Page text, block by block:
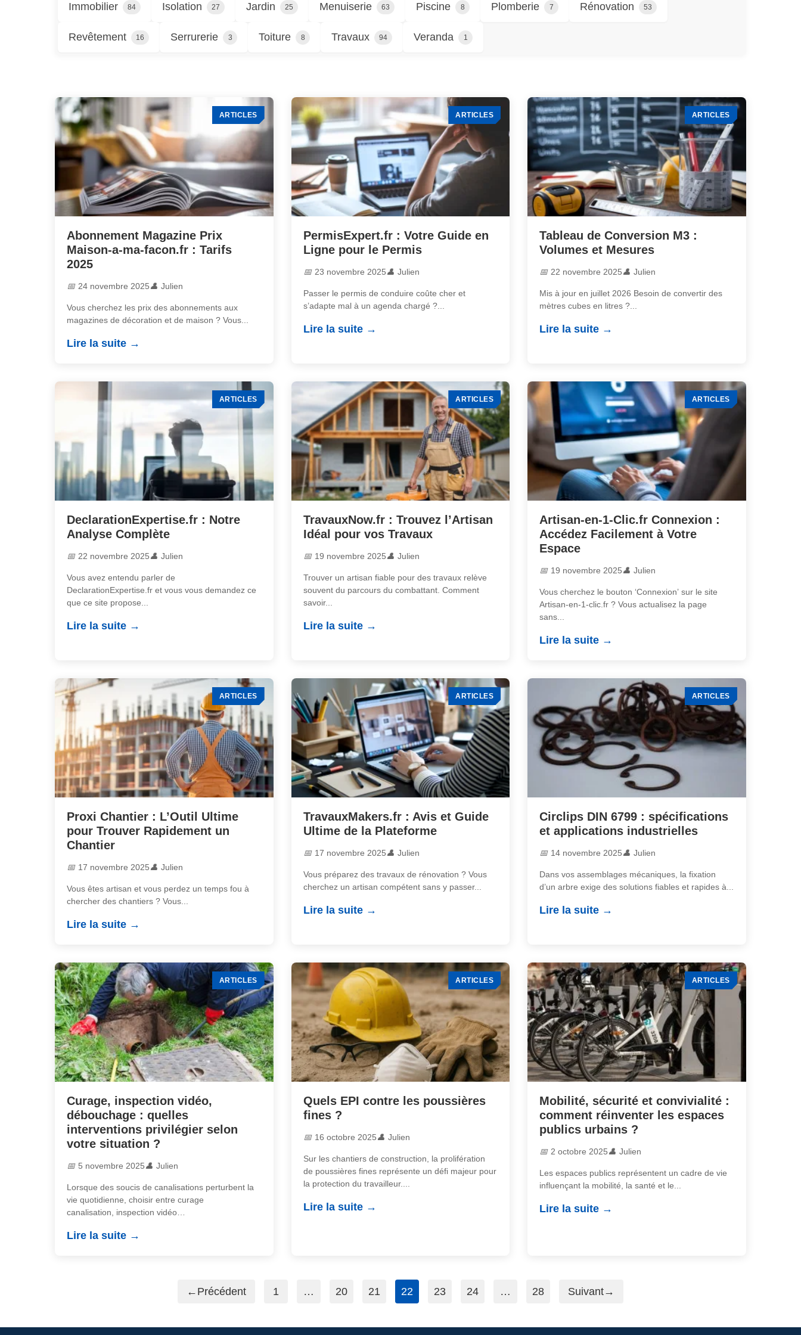
Immobilier 84 Isolation 27 Jardin 25 Menuiserie 63 Piscine 8 Plomberie 7 Rénovation 53
Revêtement 16 Serrurerie 3 Toiture 8 Travaux 94 Veranda 1
ARTICLES
Abonnement Magazine Prix
Maison-a-ma-facon.fr : Tarifs
2025
24 novembre 2025 Julien
Vous cherchez les prix des abonnements aux
magazines de décoration et de maison ? Vous...
Lire la suite
ARTICLES
PermisExpert.fr : Votre Guide en
Ligne pour le Permis
23 novembre 2025 Julien
Passer le permis de conduire coûte cher et
s’adapte mal à un agenda chargé ?...
Lire la suite
ARTICLES
Tableau de Conversion M3 :
Volumes et Mesures
22 novembre 2025 Julien
Mis à jour en juillet 2026 Besoin de convertir des
mètres cubes en litres ?...
Lire la suite
ARTICLES
DeclarationExpertise.fr : Notre
Analyse Complète
22 novembre 2025 Julien
Vous avez entendu parler de
DeclarationExpertise.fr et vous vous demandez ce
que ce site propose...
Lire la suite
ARTICLES
TravauxNow.fr : Trouvez l’Artisan
Idéal pour vos Travaux
19 novembre 2025 Julien
Trouver un artisan fiable pour des travaux relève
souvent du parcours du combattant. Comment
savoir...
Lire la suite
ARTICLES
Artisan-en-1-Clic.fr Connexion :
Accédez Facilement à Votre
Espace
19 novembre 2025 Julien
Vous cherchez le bouton ‘Connexion’ sur le site
Artisan-en-1-clic.fr ? Vous actualisez la page
sans...
Lire la suite
ARTICLES
Proxi Chantier : L’Outil Ultime
pour Trouver Rapidement un
Chantier
17 novembre 2025 Julien
Vous êtes artisan et vous perdez un temps fou à
chercher des chantiers ? Vous...
Lire la suite
ARTICLES
TravauxMakers.fr : Avis et Guide
Ultime de la Plateforme
17 novembre 2025 Julien
Vous préparez des travaux de rénovation ? Vous
cherchez un artisan compétent sans y passer...
Lire la suite
ARTICLES
Circlips DIN 6799 : spécifications
et applications industrielles
14 novembre 2025 Julien
Dans vos assemblages mécaniques, la fixation
d’un arbre exige des solutions fiables et rapides à...
Lire la suite
ARTICLES
Curage, inspection vidéo,
débouchage : quelles
interventions privilégier selon
votre situation ?
5 novembre 2025 Julien
Lorsque des soucis de canalisations perturbent la
vie quotidienne, choisir entre curage
canalisation, inspection vidéo
sembler complexe....
Lire la suite
ARTICLES
Quels EPI contre les poussières
fines ?
16 octobre 2025 Julien
Sur les chantiers de construction, la prolifération
de poussières fines représente un défi majeur pour
la protection du travailleur....
Lire la suite
ARTICLES
Mobilité, sécurité et convivialité :
comment réinventer les espaces
publics urbains ?
2 octobre 2025 Julien
Les espaces publics représentent un cadre de vie
influençant la mobilité, la santé et le...
Lire la suite
Précédent 1 … 20 21 22 23 24 … 28 Suivant